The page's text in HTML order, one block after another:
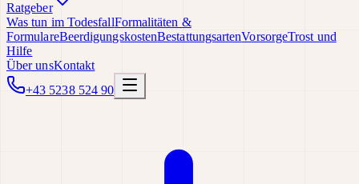
Ratgeber
Was tun im TodesfallFormalitäten &
FormulareBeerdigungskostenBestattungsartenVorsorgeTrost und
Hilfe
Über unsKontakt
+43 5238 524 90